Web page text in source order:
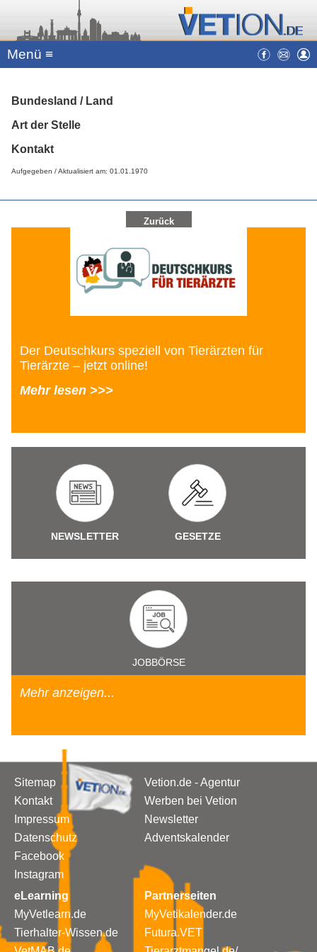
Menü ≡
Bundesland / Land
Art der Stelle
Kontakt
Aufgegeben / Aktualisiert am: 01.01.1970
Zurück
Der Deutschkurs speziell von Tierärzten für
Tierärzte – jetzt online!
Mehr lesen >>>
NEWSLETTER GESETZE
JOBBÖRSE
Mehr anzeigen...
Sitemap
Kontakt
Impressum
Datenschutz
Facebook
Instagram
Vetion.de - Agentur
Werben bei Vetion
Newsletter
Adventskalender
eLearning
MyVetlearn.de
Tierhalter-Wissen.de
Partnerseiten
MyVetikalender.de
Futura.VET